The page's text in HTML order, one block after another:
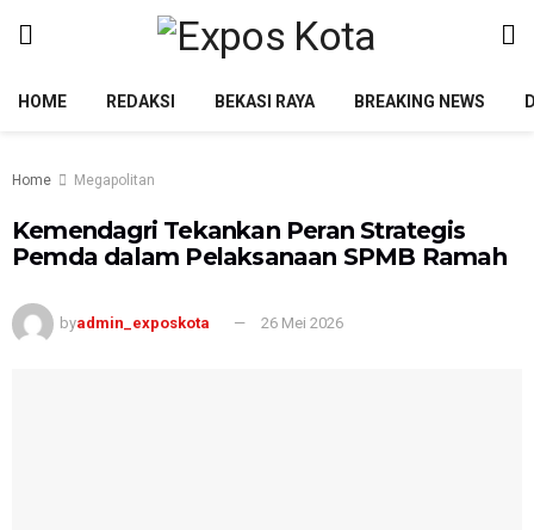
HOME REDAKSI BEKASI RAYA BREAKING NEWS
Home Megapolitan
Kemendagri Tekankan Peran Strategis
Pemda dalam Pelaksanaan SPMB Ramah
byadmin_exposkota 26 Mei 2026